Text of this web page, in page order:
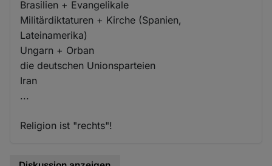
Brasilien + Evangelikale
Militärdiktaturen + Kirche (Spanien,
Lateinamerika)
Ungarn + Orban
die deutschen Unionsparteien
Iran
...
Religion ist "rechts"!